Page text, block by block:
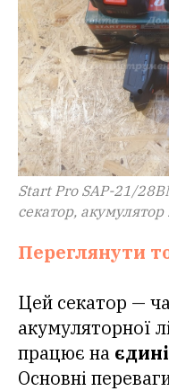
Start Pro SAP-21/
секатор,
Переглянути
Цей секатор —
акумуляторної
працює на
Основні